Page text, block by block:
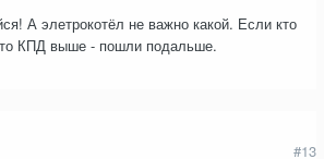
А элетрокотёл не важно какой. Если кто
то КПД выше - пошли подальше.
#13